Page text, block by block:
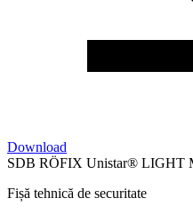
Download
SDB RÖFIX Unistar® LIGHT
Fișă tehnică de securitate